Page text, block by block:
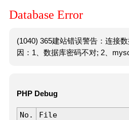
Database Error
(1040) 365建站错误警告：连接
因：1、数据库密码不对; 2、
PHP Debug
No. File